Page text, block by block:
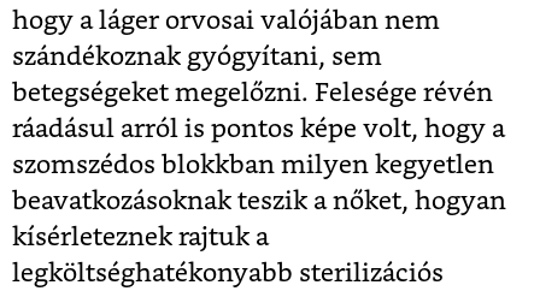
hogy a láger orvosai valójában nem
szándékoznak gyógyítani, sem
betegségeket megelőzni. Felesége révén
ráadásul arról is pontos képe volt, hogy a
szomszédos blokkban milyen kegyetlen
beavatkozásoknak teszik a nőket, hogyan
kísérleteznek rajtuk a
legköltséghatékonyabb sterilizációs